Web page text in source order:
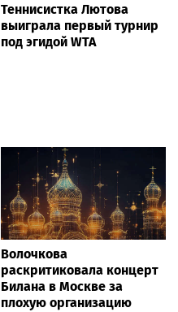
Теннисистка Лютова
выиграла первый турнир
под эгидой WTA
Волочкова
раскритиковала концерт
Билана в Москве за
плохую организацию